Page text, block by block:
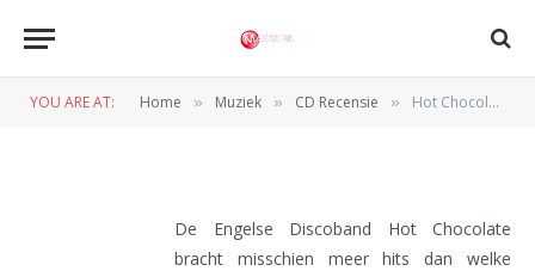
YOU ARE AT: Home » Muziek » CD Recensie » Hot Chocolate – Box selection
De Engelse Discoband Hot Chocolate
bracht misschien meer hits dan welke